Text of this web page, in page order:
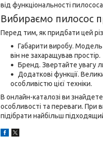
від функціональності
Вибираємо пилосос
Перед тим, як придбати цей
Габарити виробу.
він не захаращував простір.
Бренд. Звертайте увагу
Додаткові функції.
особливістю цієї техніки.
В онлайн-каталозі ви
особливості та переваги.
підібрати найбільш